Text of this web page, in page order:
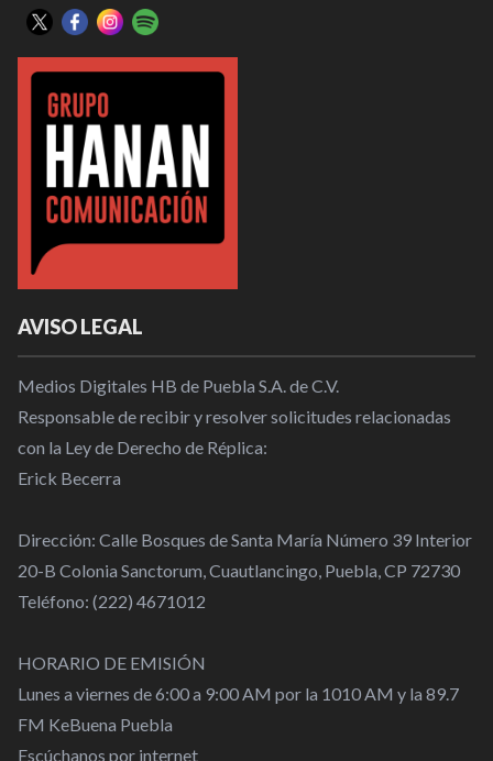
AVISO LEGAL
Medios Digitales HB de Puebla S.A. de C.V.
Responsable de recibir y resolver solicitudes relacionadas
con la Ley de Derecho de Réplica:
Erick Becerra
Dirección: Calle Bosques de Santa María Número 39 Interior
20-B Colonia Sanctorum, Cuautlancingo, Puebla, CP 72730
Teléfono: (222) 4671012
HORARIO DE EMISIÓN
Lunes a viernes de 6:00 a 9:00 AM por la 1010 AM y la 89.7
FM KeBuena Puebla
Escúchanos por internet